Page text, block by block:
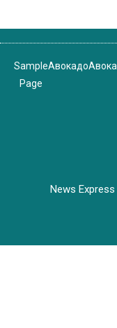
Sample
Page
Авокадо
News